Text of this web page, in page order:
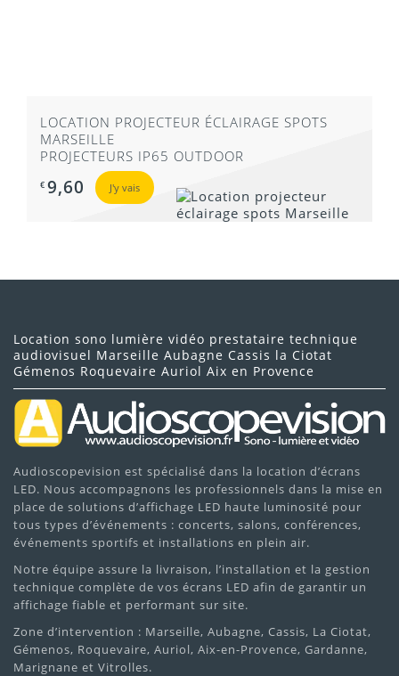
LOCATION PROJECTEUR ÉCLAIRAGE SPOTS
MARSEILLE
PROJECTEURS IP65 OUTDOOR
€ 9,60 J'y vais
Location sono lumière vidéo prestataire technique
audiovisuel Marseille Aubagne Cassis la Ciotat
Gémenos Roquevaire Auriol Aix en Provence
Audioscopevision est spécialisé dans la location d’écrans
LED. Nous accompagnons les professionnels dans la mise en
place de solutions d’affichage LED haute luminosité pour
tous types d’événements : concerts, salons, conférences,
événements sportifs et installations en plein air.
Notre équipe assure la livraison, l’installation et la gestion
technique complète de vos écrans LED afin de garantir un
affichage fiable et performant sur site.
Zone d’intervention : Marseille, Aubagne, Cassis, La Ciotat,
Gémenos, Roquevaire, Auriol, Aix-en-Provence, Gardanne,
Marignane et Vitrolles.